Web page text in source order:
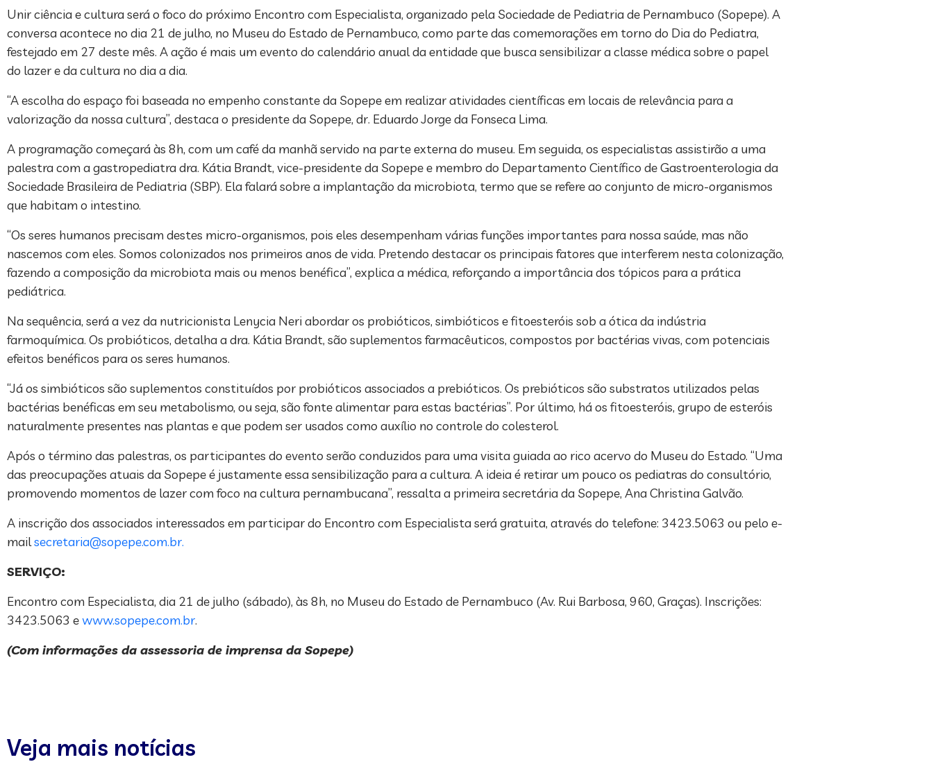
Unir ciência e cultura será o foco do próximo Encontro com Especialista, organizado pela Sociedade de Pediatria de Pernambuco (Sopepe). A
conversa acontece no dia 21 de julho, no Museu do Estado de Pernambuco, como parte das comemorações em torno do Dia do Pediatra,
festejado em 27 deste mês. A ação é mais um evento do calendário anual da entidade que busca sensibilizar a classe médica sobre o papel
do lazer e da cultura no dia a dia.
“A escolha do espaço foi baseada no empenho constante da Sopepe em realizar atividades científicas em locais de relevância para a
valorização da nossa cultura”, destaca o presidente da Sopepe, dr. Eduardo Jorge da Fonseca Lima.
A programação começará às 8h, com um café da manhã servido na parte externa do museu. Em seguida, os especialistas assistirão a uma
palestra com a gastropediatra dra. Kátia Brandt, vice-presidente da Sopepe e membro do Departamento Científico de Gastroenterologia da
Sociedade Brasileira de Pediatria (SBP). Ela falará sobre a implantação da microbiota, termo que se refere ao conjunto de micro-organismos
que habitam o intestino.
“Os seres humanos precisam destes micro-organismos, pois eles desempenham várias funções importantes para nossa saúde, mas não
nascemos com eles. Somos colonizados nos primeiros anos de vida. Pretendo destacar os principais fatores que interferem nesta colonização,
fazendo a composição da microbiota mais ou menos benéfica”, explica a médica, reforçando a importância dos tópicos para a prática
pediátrica.
Na sequência, será a vez da nutricionista Lenycia Neri abordar os probióticos, simbióticos e fitoesteróis sob a ótica da indústria
farmoquímica. Os probióticos, detalha a dra. Kátia Brandt, são suplementos farmacêuticos, compostos por bactérias vivas, com potenciais
efeitos benéficos para os seres humanos.
“Já os simbióticos são suplementos constituídos por probióticos associados a prebióticos. Os prebióticos são substratos utilizados pelas
bactérias benéficas em seu metabolismo, ou seja, são fonte alimentar para estas bactérias”. Por último, há os fitoesteróis, grupo de esteróis
naturalmente presentes nas plantas e que podem ser usados como auxílio no controle do colesterol.
Após o término das palestras, os participantes do evento serão conduzidos para uma visita guiada ao rico acervo do Museu do Estado. “Uma
das preocupações atuais da Sopepe é justamente essa sensibilização para a cultura. A ideia é retirar um pouco os pediatras do consultório,
promovendo momentos de lazer com foco na cultura pernambucana”, ressalta a primeira secretária da Sopepe, Ana Christina Galvão.
A inscrição dos associados interessados em participar do Encontro com Especialista será gratuita, através do telefone: 3423.5063 ou pelo e-
mailsecretaria@sopepe.com.br.
SERVIÇO:
Encontro com Especialista, dia 21 de julho (sábado), às 8h, no Museu do Estado de Pernambuco (Av. Rui Barbosa, 960, Graças). Inscrições:
3423.5063 ewww.sopepe.com.br.
(Com informações da assessoria de imprensa da Sopepe)
Veja mais notícias